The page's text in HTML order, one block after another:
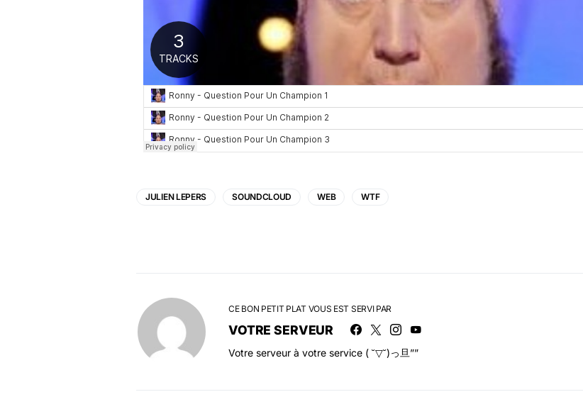
JULIEN LEPERS SOUNDCLOUD WEB WTF
CE BON PETIT PLAT VOUS EST SERVI PAR
VOTRE SERVEUR
Votre serveur à votre service ( ˘▽˘)っ旦””